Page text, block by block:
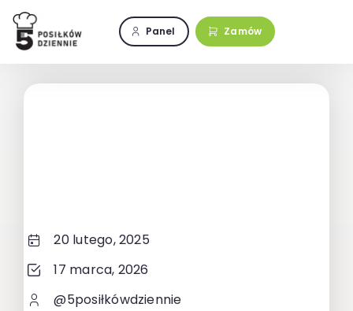
Przejdź
zawartości
Panel Zamów
20 lutego, 2025
17 marca, 2026
@5posiłkówdziennie